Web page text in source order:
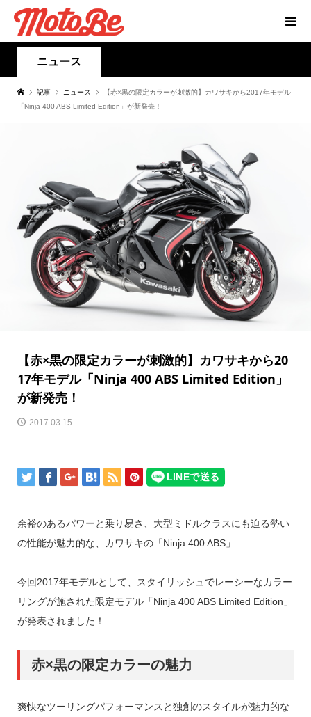
ニュース
記事 ニュース
【赤×黒の限定カラーが刺激的】カワサキから2017年モデル
「Ninja 400 ABS Limited Edition」が新発売！
【赤×黒の限定カラーが刺激的】カワサキから20
17年モデル「Ninja 400 ABS Limited Edition」
が新発売！
2017.03.15
余裕のあるパワーと乗り易さ、大型ミドルクラスにも迫る勢い
の性能が魅力的な、カワサキの「Ninja 400 ABS」
今回2017年モデルとして、スタイリッシュでレーシーなカラー
リングが施された限定モデル「Ninja 400 ABS Limited Edition」
が発表されました！
赤×黒の限定カラーの魅力
爽快なツーリングパフォーマンスと独創のスタイルが魅力的な